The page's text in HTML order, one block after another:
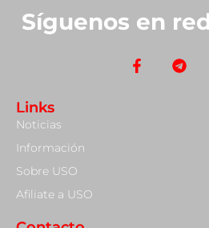
Síguenos en
Links
Noticias
Información
Sobre USO
Afiliate a USO